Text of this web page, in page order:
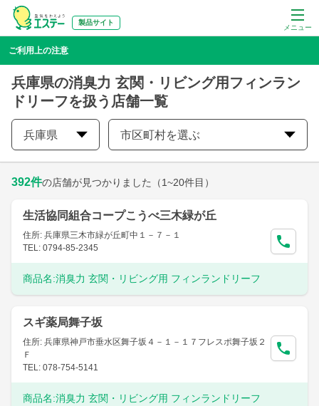
メニュー
製品サイト
ご利用上の注意
兵庫県の消臭力 玄関・リビング用フィンラン
ドリーフを扱う店舗一覧
兵庫県 市区町村を選ぶ
392件の店舗が見つかりました （1~20件目）
生活協同組合コープこうべ三木緑が丘
住所: 兵庫県三木市緑が丘町中１－７－１
TEL: 0794-85-2345
商品名:消臭力 玄関・リビング用 フィンランドリーフ
スギ薬局舞子坂
住所: 兵庫県神戸市垂水区舞子坂４－１－１７フレスポ舞子坂２
Ｆ
TEL: 078-754-5141
商品名:消臭力 玄関・リビング用 フィンランドリーフ